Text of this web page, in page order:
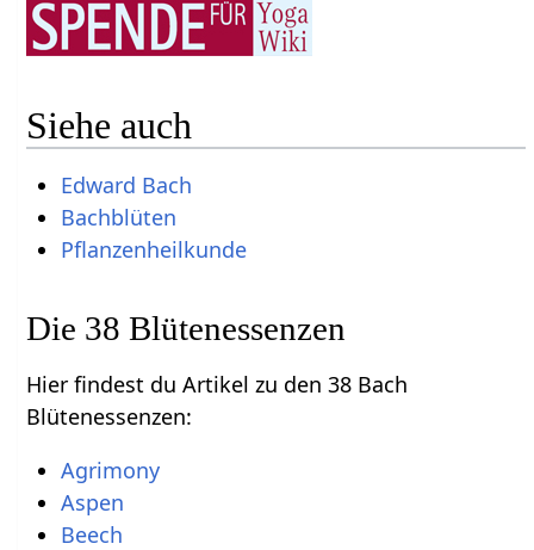
Siehe auch
Edward Bach
Bachblüten
Pflanzenheilkunde
Die 38 Blütenessenzen
Hier findest du Artikel zu den 38 Bach
Blütenessenzen:
Agrimony
Aspen
Beech